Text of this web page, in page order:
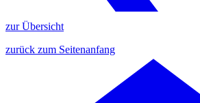
zur Übersicht
zurück zum Seitenanfang